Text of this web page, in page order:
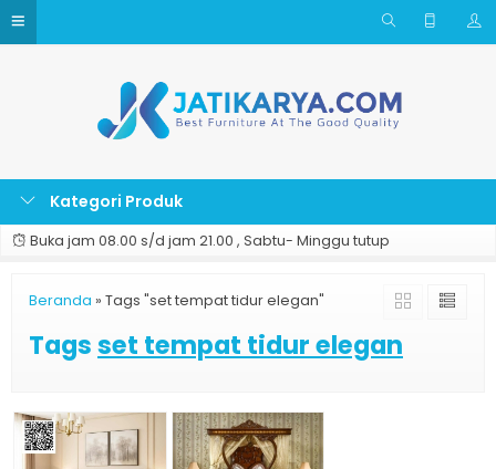
Kategori Produk
Buka jam 08.00 s/d jam 21.00 , Sabtu- Minggu tutup
Beranda » Tags "set tempat tidur elegan"
Tagsset tempat tidur elegan